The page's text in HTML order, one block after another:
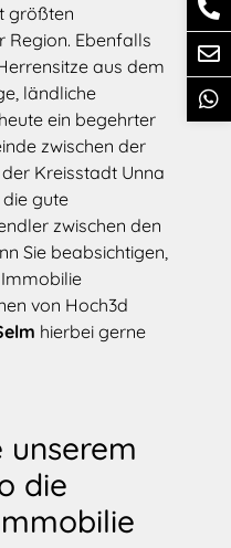
größten
Region. Ebenfalls
aus dem
ländliche
ein begehrter
zwischen der
Kreisstadt Unna
die gute
zwischen den
Sie beabsichtigen,
von Hoch3d
hierbei gerne
unserem
die